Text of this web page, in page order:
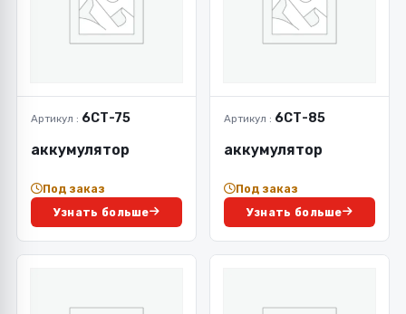
Артикул : 6СТ-75
аккумулятор
Под заказ
Узнать больше
Артикул : 6СТ-85
аккумулятор
Под заказ
Узнать больше